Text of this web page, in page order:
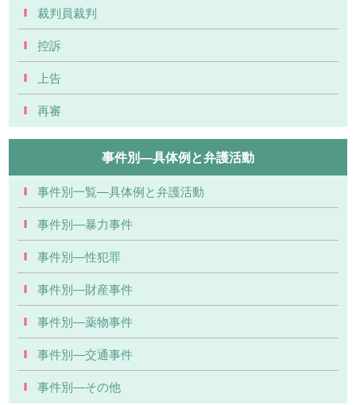
裁判員裁判
控訴
上告
再審
事件別―具体例と弁護活動
事件別一覧―具体例と弁護活動
事件別―暴力事件
事件別―性犯罪
事件別―財産事件
事件別―薬物事件
事件別―交通事件
事件別―その他